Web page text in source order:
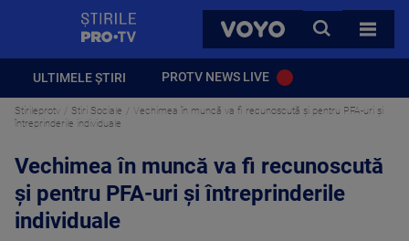
VOYO
CAUTA
TOATE
ULTIMELE ȘTIRI PROTV NEWS LIVE
Stirileprotv Stiri Sociale
Vechimea în muncă va fi recunoscută și pentru PFA-uri și
întreprinderile individuale
Vechimea în muncă va fi recunoscută
și pentru PFA-uri și întreprinderile
individuale